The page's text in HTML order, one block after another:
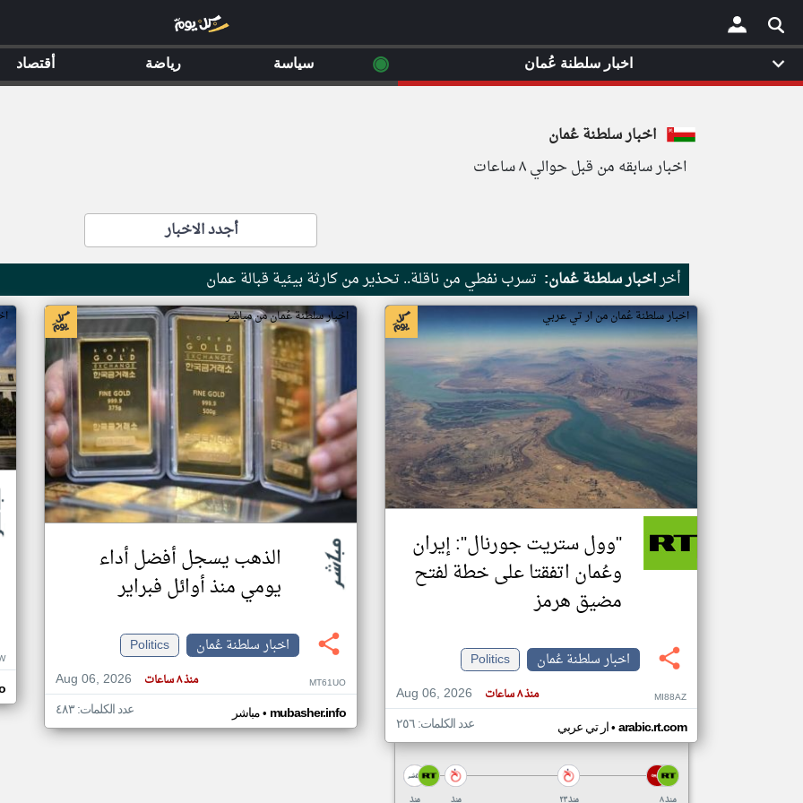
×
اخبار سلطنة عُمان
اخبار سابقه من قبل حوالي ٨ ساعات
أجدد الاخبار
أخراخبار سلطنة عُمان: تسرب نفطي من ناقلة.. تحذير من كارثة بيئية قبالة عمان
اخبار سلطنة عُمان من ار تي عربي
"وول ستريت جورنال": إيران
وعُمان اتفقتا على خطة لفتح
مضيق هرمز
اخبار سلطنة عُمان
Politics
Aug 06, 2026
منذ ٨ ساعات MI88AZ
ار تي عربي• arabic.rt.com عدد الكلمات: ٢٥٦
منذ منذ منذ ٢٣ منذ ٨
اخبار سلطنة عُمان من مباشر
الذهب يسجل أفضل أداء
يومي منذ أوائل فبراير
اخبار سلطنة عُمان
Politics
Aug 06, 2026
منذ ٨ ساعات MT61UO
مباشر• mubasher.info عدد الكلمات: ٤٨٣
اخبار سلطنة عُمان ◉ سياسة رياضة أقتصاد